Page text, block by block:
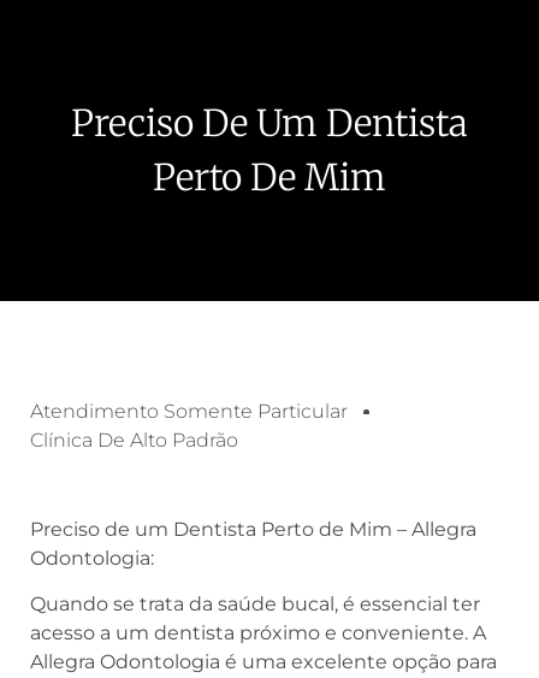
Preciso De Um Dentista
Perto De Mim
Atendimento Somente Particular
Clínica De Alto Padrão
Preciso de um Dentista Perto de Mim – Allegra
Odontologia:
Quando se trata da saúde bucal, é essencial ter
acesso a um dentista próximo e conveniente. A
Allegra Odontologia é uma excelente opção para